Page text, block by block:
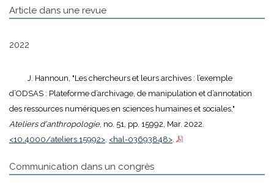
Article dans une revue
2022
J. Hannoun, "Les chercheurs et leurs archives : l’exemple
d’ODSAS : Plateforme d’archivage, de manipulation et d’annotation
des ressources numériques en sciences humaines et sociales,"
Ateliers d'anthropologie, no. 51, pp. 15992, Mar. 2022.
<10.4000/ateliers.15992>. <hal-03693848>.
Communication dans un congrès